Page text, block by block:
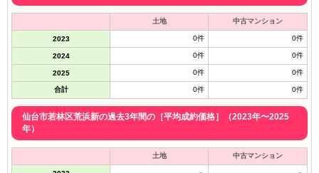
土地 中古マンション
2023 0件 0件
2024 0件 0件
2025 0件 0件
合計 0件 0件
仙台市若林区荒浜新の過去3年間の［平均成約価格］（2023年〜2025
年）
土地 中古マンション